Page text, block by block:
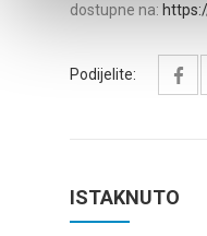
dostupne na:
Podijelite:
ISTAKNUTO